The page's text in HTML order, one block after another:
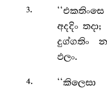
3.
අදදිං තදා;
දුග්ගතිං
ඵලං.
4.